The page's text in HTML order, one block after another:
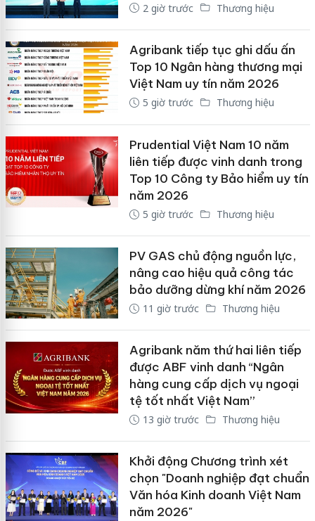
2 giờ trước Thương hiệu
Agribank tiếp tục ghi dấu ấn
Top 10 Ngân hàng thương mại
Việt Nam uy tín năm 2026
5 giờ trước Thương hiệu
Prudential Việt Nam 10 năm
liên tiếp được vinh danh trong
Top 10 Công ty Bảo hiểm uy tín
năm 2026
5 giờ trước Thương hiệu
PV GAS chủ động nguồn lực,
nâng cao hiệu quả công tác
bảo dưỡng dừng khí năm 2026
11 giờ trước Thương hiệu
Agribank năm thứ hai liên tiếp
được ABF vinh danh “Ngân
hàng cung cấp dịch vụ ngoại
tệ tốt nhất Việt Nam”
13 giờ trước Thương hiệu
Khởi động Chương trình xét
chọn "Doanh nghiệp đạt chuẩn
Văn hóa Kinh doanh Việt Nam
năm 2026"